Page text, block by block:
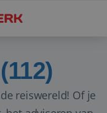
reiswereld! Of je